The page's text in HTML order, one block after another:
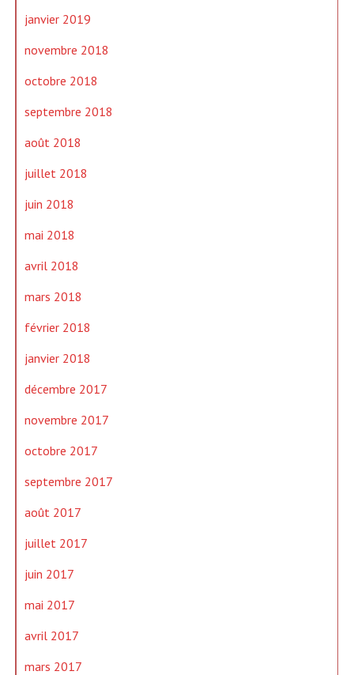
janvier 2019
novembre 2018
octobre 2018
septembre 2018
août 2018
juillet 2018
juin 2018
mai 2018
avril 2018
mars 2018
février 2018
janvier 2018
décembre 2017
novembre 2017
octobre 2017
septembre 2017
août 2017
juillet 2017
juin 2017
mai 2017
avril 2017
mars 2017